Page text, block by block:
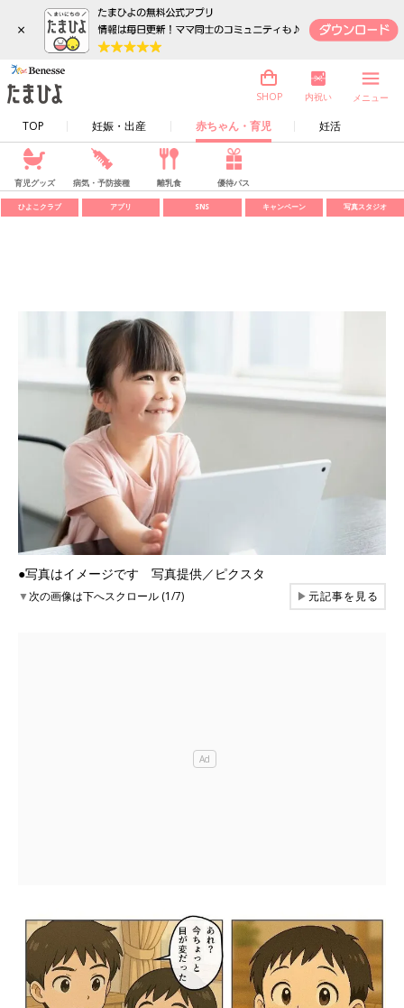
×
TOP 妊娠・出産 赤ちゃん・育児 妊活
SHOP 内祝い メニュー
育児グッズ 病気・予防接種 離乳食 優待パス
ひよこクラブ アプリ SNS キャンペーン 写真スタジオ
●写真はイメージです 写真提供／ピクスタ
▼次の画像は下へスクロール (1/7) ▶元記事を見る